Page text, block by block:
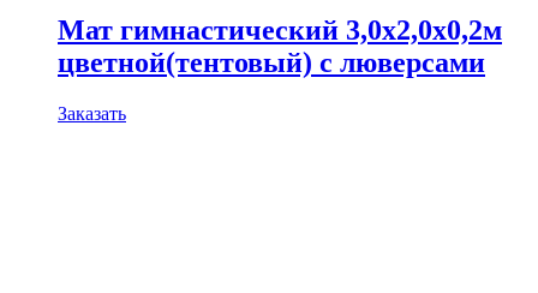
Мат гимнастический 3,0х2,0х0,2м
цветной(тентовый) с люверсами
Заказать